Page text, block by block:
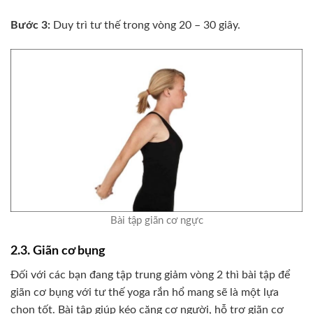
Bước 3: Duy trì tư thế trong vòng 20 – 30 giây.
Bài tập giãn cơ ngực
2.3. Giãn cơ bụng
Đối với các bạn đang tập trung giảm vòng 2 thì bài tập để
giãn cơ bụng với tư thế yoga rắn hổ mang sẽ là một lựa
chọn tốt. Bài tập giúp kéo căng cơ người, hỗ trợ giãn cơ